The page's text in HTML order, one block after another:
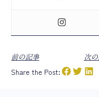
前の記事
次
Share the Post: